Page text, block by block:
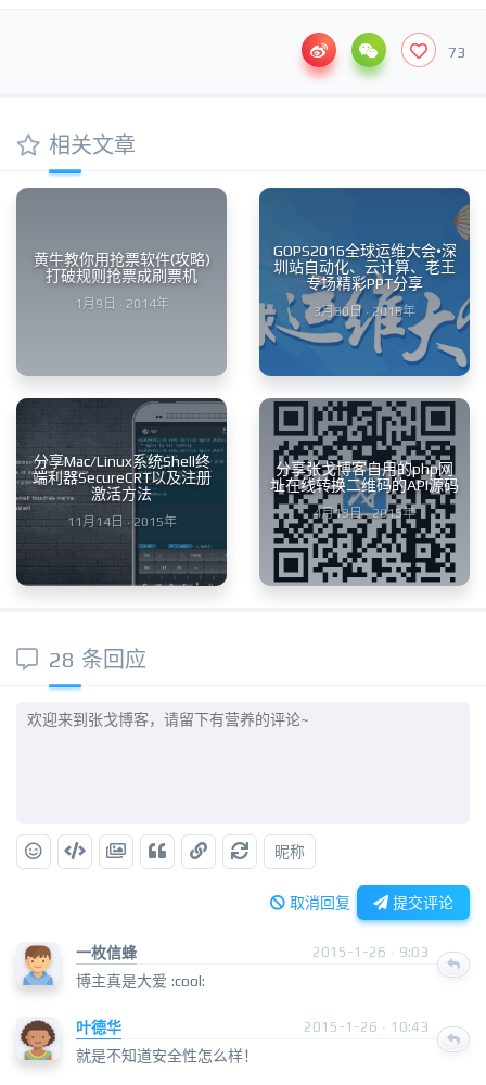
73
相关文章
黄牛教你用抢票软件(攻略)
打破规则抢票成刷票机
1月9日 · 2014年
GOPS2016全球运维大会•深
圳站自动化、云计算、老王
专场精彩PPT分享
3月30日 · 2016年
分享Mac/Linux系统Shell终
端利器SecureCRT以及注册
激活方法
11月14日 · 2015年
分享张戈博客自用的php网
址在线转换二维码的API源码
4月13日 · 2015年
28 条回应
昵称
取消回复 提交评论
一枚信蜂 2015-1-26 · 9:03
博主真是大爱 :cool:
叶德华 2015-1-26 · 10:43
就是不知道安全性怎么样！